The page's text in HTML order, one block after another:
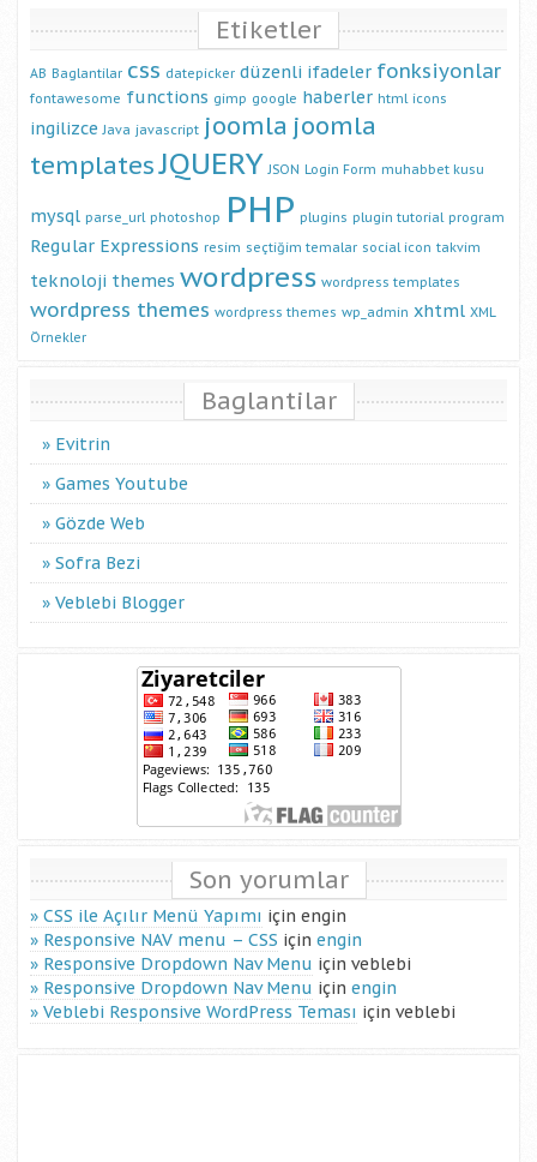
Etiketler
AB Baglantilar css datepicker düzenli ifadeler fonksiyonlar
fontawesome functions gimp google haberler html icons
ingilizce Java javascript joomla joomla
templatesJQUERY JSON Login Form muhabbet kusu
mysql parse_url photoshop PHP plugins plugin tutorial program
Regular Expressions resim seçtiğim temalar social icon takvim
teknoloji themes wordpress wordpress templates
wordpress themes wordpress themes wp_admin xhtml XML
Örnekler
Baglantilar
Evitrin
Games Youtube
Gözde Web
Sofra Bezi
Veblebi Blogger
Son yorumlar
CSS ile Açılır Menü Yapımı için engin
Responsive NAV menu – CSS için engin
Responsive Dropdown Nav Menu için veblebi
Responsive Dropdown Nav Menu için engin
Veblebi Responsive WordPress Teması için veblebi